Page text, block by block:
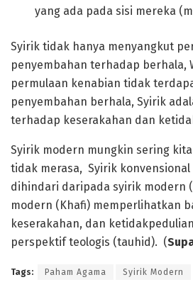
yang ada pada sisi mereka
Syirik tidak hanya menyangkut
penyembahan terhadap berhala,
permulaan kenabian tidak
penyembahan berhala, Syirik
terhadap keserakahan dan
Syirik modern mungkin sering
tidak merasa, Syirik konvensional
dihindari daripada syirik modern
modern (Khafi) memperlihatkan
keserakahan, dan
perspektif teologis (tauhid). (
Tags: Paham Agama Syirik Modern